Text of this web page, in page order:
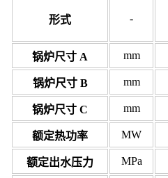
形式 -
锅炉尺寸 A mm
锅炉尺寸 B mm
锅炉尺寸 C mm
额定热功率 MW
额定出水压力 MPa